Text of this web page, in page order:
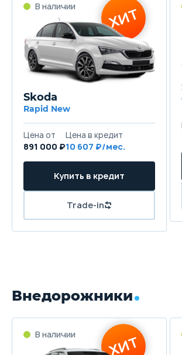
В наличии ХИТ
Skoda
Rapid New
Цена от
891 000 ₽
Цена в кредит
10 607 ₽/мес.
Купить в кредит
Trade-in
Внедорожники
В наличии ХИТ